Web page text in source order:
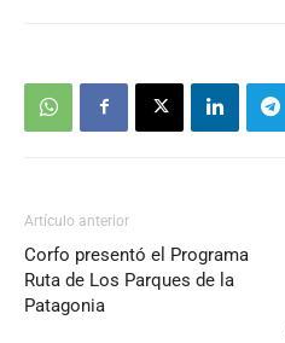
Artículo anterior
Corfo presentó el Programa
Ruta de Los Parques de la
Patagonia